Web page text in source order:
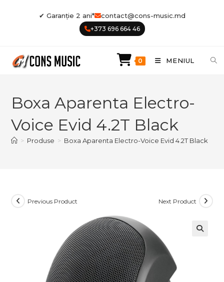
✔ Garanție 2 ani* contact@cons-music.md
+373 696 664 46
0 MENIUL
Boxa Aparenta Electro-
Voice Evid 4.2T Black
> Produse > Boxa Aparenta Electro-Voice Evid 4.2T Black
Previous Product Next Product